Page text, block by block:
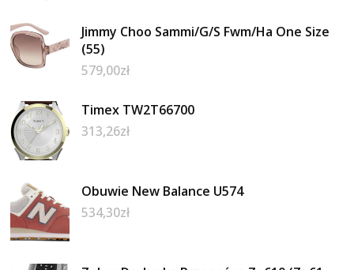
Jimmy Choo Sammi/G/S Fwm/Ha One Size
(55)
579,00zł
Timex TW2T66700
313,26zł
Obuwie New Balance U574
534,30zł